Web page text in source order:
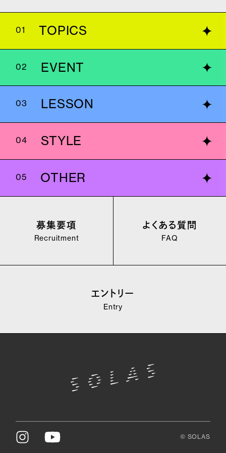
01 TOPICS
02 EVENT
03 LESSON
04 STYLE
05 OTHER
募集要項
Recruitment
よくある質問
FAQ
エントリー
Entry
© SOLAS